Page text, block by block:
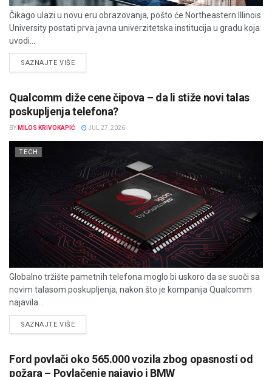
Čikago ulazi u novu eru obrazovanja, pošto će Northeastern Illinois
University postati prva javna univerzitetska institucija u gradu koja
uvodi...
SAZNAJTE VIŠEDETAILS
Qualcomm diže cene čipova – da li stiže novi talas
poskupljenja telefona?
BY MILOS KRIVOKAPIĆ JUL 27, 2026
TECH
Globalno tržište pametnih telefona moglo bi uskoro da se suoči sa
novim talasom poskupljenja, nakon što je kompanija Qualcomm
najavila...
SAZNAJTE VIŠEDETAILS
Ford povlači oko 565.000 vozila zbog opasnosti od
požara – Povlačenje najavio i BMW